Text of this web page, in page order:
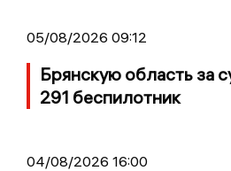
05/08/2026 09:12
Брянскую область за
291 беспилотник
04/08/2026 16:00